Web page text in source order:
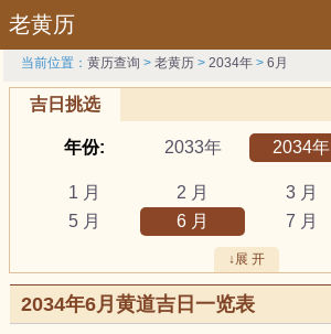
老黄历
当前位置：黄历查询 >老黄历 >2034年 >6月
吉日挑选
年份: 2033年 2034年
1 月 2 月 3 月
5 月
6 月 7 月
吉日: 安葬
祭祀
结婚 开工
↓展 开
2034年6月黄道吉日一览表